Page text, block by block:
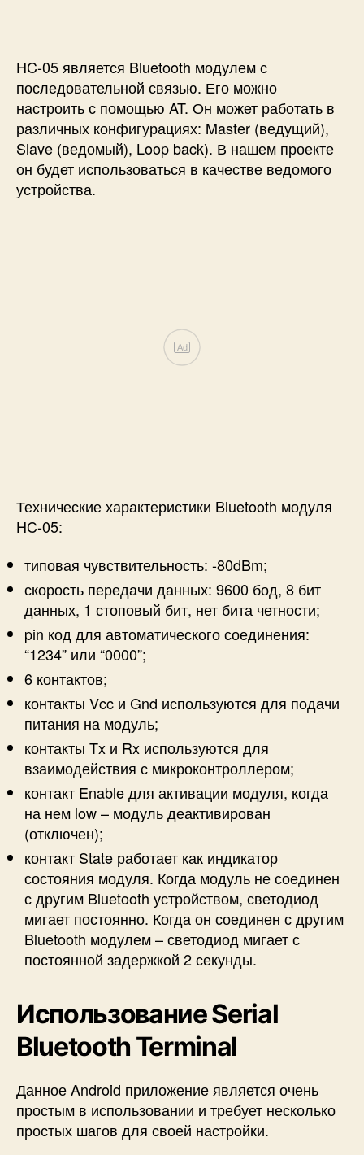
HC-05 является Bluetooth модулем с
последовательной связью. Его можно
настроить с помощью AT. Он может работать в
различных конфигурациях: Master (ведущий),
Slave (ведомый), Loop back). В нашем проекте
он будет использоваться в качестве ведомого
устройства.
Технические характеристики Bluetooth модуля
HC-05:
типовая чувствительность: -80dBm;
скорость передачи данных: 9600 бод, 8 бит
данных, 1 стоповый бит, нет бита четности;
pin код для автоматического соединения:
“1234” или “0000”;
6 контактов;
контакты Vcc и Gnd используются для подачи
питания на модуль;
контакты Tx и Rx используются для
взаимодействия с микроконтроллером;
контакт Enable для активации модуля, когда
на нем low – модуль деактивирован
(отключен);
контакт State работает как индикатор
состояния модуля. Когда модуль не соединен
с другим Bluetooth устройством, светодиод
мигает постоянно. Когда он соединен с другим
Bluetooth модулем – светодиод мигает с
постоянной задержкой 2 секунды.
Использование Serial
Bluetooth Terminal
Данное Android приложение является очень
простым в использовании и требует несколько
простых шагов для своей настройки.